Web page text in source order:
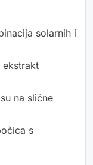
solarnih i
ekstrakt
na slične
s